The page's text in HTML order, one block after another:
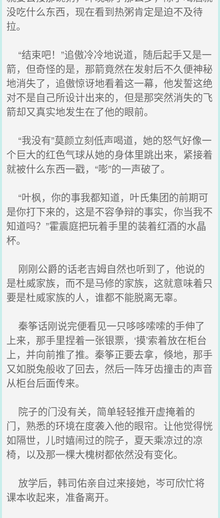
没吃什么东西，现在看到热粥肯定是迫不及待
拉。
“结束吧！”追傲冷冷地说道，随后起手又是一
箭，但奇怪的是，那箭竟然在发射后不久便神秘
地消失了，追傲惊讶地看着这一幕，他发誓这绝
对不是自己所设计出来的，但是那突然消失的飞
箭却又真实地发生在了他的眼前。
“我没有”莫颜立刻低声喝道，她的怒气好像一
个巨大的红色气球从她的身体里跳出来，紧接着
就被什么东西一戳，“嘭”的一声破了。
“叶枫，你的事我都知道，叶氏集团的前期可
是你打下来的，这是不容争辩的事实，你当我不
知道吗？”霍震庭把玩着手里的装着红酒的水晶
杯。
刚刚公爵的话老吉姆自然也听到了，他说的
是杜威家族，而不是马修的家族，这就意味着只
要是杜威家族的人，谁都不能脱离无辜。
秦筝话刚说完便看见一只哆哆嗦嗦的手伸了
上来，那手里捏着一张银票，‘摸’索着放在柜台
上，并向前推了推。秦筝正要去拿，倏地，那手
又如脱兔般收了回去，然后一阵牙齿撞击的声音
从柜台后面传来。
院子的门没有关，简单轻轻推开虚掩着的
门，熟悉的环境在度袭入他的眼帘。让他觉得恍
如隔世，儿时嬉闹过的院子，夏天乘凉过的凉
椅，以及那一棵大槐树都依然没有变化。
放学后，韩司佑亲自过来接她，岑可欣忙将
课本收起来，准备离开。